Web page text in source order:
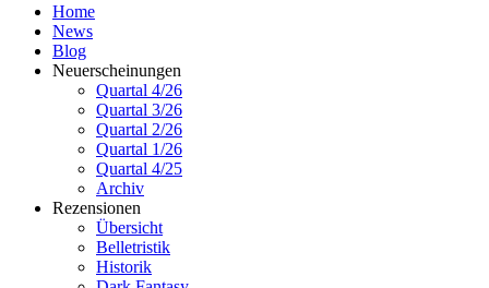
Home
News
Blog
Neuerscheinungen
Quartal 4/26
Quartal 3/26
Quartal 2/26
Quartal 1/26
Quartal 4/25
Archiv
Rezensionen
Übersicht
Belletristik
Historik